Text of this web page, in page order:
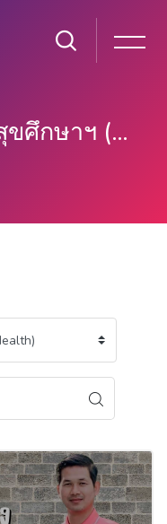
กลุ่มสาระการเรียนรู้สุขศึกษาฯ (HEALTH)